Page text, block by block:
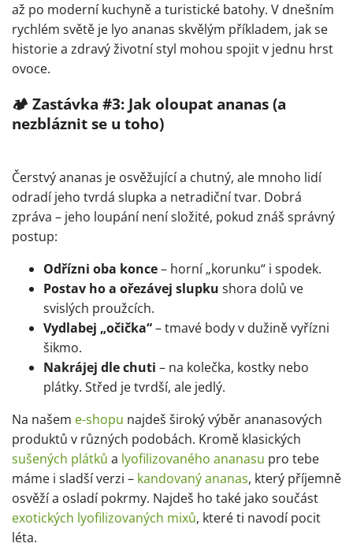
až po moderní kuchyně a turistické batohy. V dnešním
rychlém světě je lyo ananas skvělým příkladem, jak se
historie a zdravý životní styl mohou spojit v jednu hrst
ovoce.
🏕️ Zastávka #3: Jak oloupat ananas (a
nezbláznit se u toho)
Čerstvý ananas je osvěžující a chutný, ale mnoho lidí
odradí jeho tvrdá slupka a netradiční tvar. Dobrá
zpráva – jeho loupání není složité, pokud znáš správný
postup:
Odřízni oba konce– horní „korunku“ i spodek.
Postav ho a ořezávej slupku shora dolů ve
svislých proužcích.
Vydlabej „očička“– tmavé body v dužině vyřízni
šikmo.
Nakrájej dle chuti – na kolečka, kostky nebo
plátky. Střed je tvrdší, ale jedlý.
Na našem e-shopu najdeš široký výběr ananasových
produktů v různých podobách. Kromě klasických
sušených plátků a lyofilizovaného ananasu pro tebe
máme i sladší verzi – kandovaný ananas, který příjemně
osvěží a osladí pokrmy. Najdeš ho také jako součást
exotických lyofilizovaných mixů, které ti navodí pocit
léta.